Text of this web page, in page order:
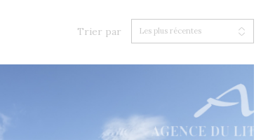
Trier par Les plus récentes